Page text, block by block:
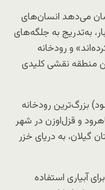
می‌دهد انسان‌های
به‌تدریج به جلگه‌های
و رودخانه
منطقه نقشی کلیدی
بزرگ‌ترین رودخانه
و قزل‌اوزن در شهر
گیلان، به دریای خزر
آبیاری استفاده